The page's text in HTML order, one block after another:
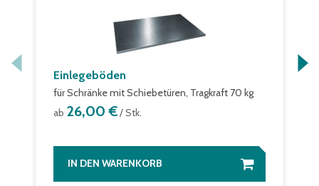
Einlegeböden
für Schränke mit Schiebetüren, Tragkraft 70 kg
ab 26,00 €/ Stk.
IN DEN WARENKORB